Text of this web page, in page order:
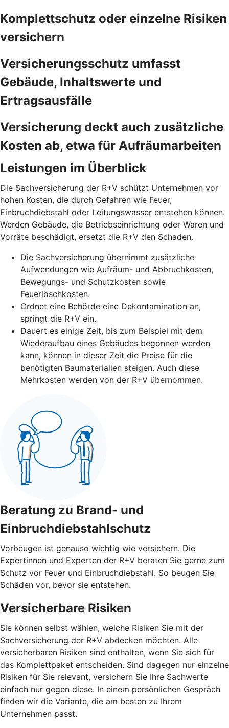
Komplettschutz oder einzelne Risiken
versichern
Versicherungsschutz umfasst
Gebäude, Inhaltswerte und
Ertragsausfälle
Versicherung deckt auch zusätzliche
Kosten ab, etwa für Aufräumarbeiten
Leistungen im Überblick
Die Sachversicherung der R+V schützt Unternehmen vor
hohen Kosten, die durch Gefahren wie Feuer,
Einbruchdiebstahl oder Leitungswasser entstehen können.
Werden Gebäude, die Betriebseinrichtung oder Waren und
Vorräte beschädigt, ersetzt die R+V den Schaden.
Die Sachversicherung übernimmt zusätzliche
Aufwendungen wie Aufräum- und Abbruchkosten,
Bewegungs- und Schutzkosten sowie
Feuerlöschkosten.
Ordnet eine Behörde eine Dekontamination an,
springt die R+V ein.
Dauert es einige Zeit, bis zum Beispiel mit dem
Wiederaufbau eines Gebäudes begonnen werden
kann, können in dieser Zeit die Preise für die
benötigten Baumaterialien steigen. Auch diese
Mehrkosten werden von der R+V übernommen.
Beratung zu Brand- und
Einbruchdiebstahlschutz
Vorbeugen ist genauso wichtig wie versichern. Die
Expertinnen und Experten der R+V beraten Sie gerne zum
Schutz vor Feuer und Einbruchdiebstahl. So beugen Sie
Schäden vor, bevor sie entstehen.
Versicherbare Risiken
Sie können selbst wählen, welche Risiken Sie mit der
Sachversicherung der R+V abdecken möchten. Alle
versicherbaren Risiken sind enthalten, wenn Sie sich für
das Komplettpaket entscheiden. Sind dagegen nur einzelne
Risiken für Sie relevant, versichern Sie Ihre Sachwerte
einfach nur gegen diese. In einem persönlichen Gespräch
finden wir die Variante, die am besten zu Ihrem
Unternehmen passt.